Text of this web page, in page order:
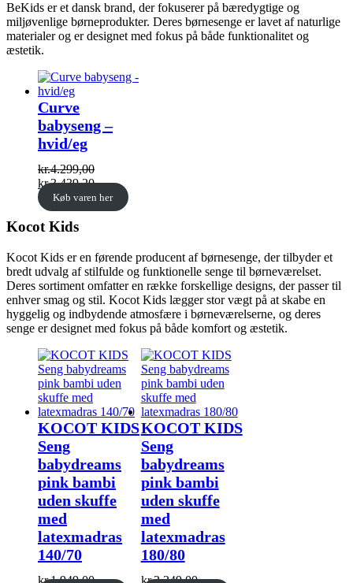
BeKids er et dansk brand, der fokuserer på bæredygtige og
miljøvenlige børneprodukter. Deres børnesenge er lavet af naturlige
materialer og er designet med fokus på både funktionalitet og
æstetik.
Curve
babyseng –
hvid/eg
kr.4.299,00
Original
price
was:
kr.4.299,00.
kr.3.439,20Current
price
is:
Køb varen her
Kocot Kids
Kocot Kids er en førende producent af børnesenge, der tilbyder et
bredt udvalg af stilfulde og funktionelle senge til børneværelset.
Deres sortiment omfatter en række forskellige designs, der passer til
enhver smag og stil. Kocot Kids lægger stor vægt på at skabe en
hyggelig og indbydende atmosfære i børneværelserne, og deres
senge er designet med fokus på både komfort og æstetik.
KOCOT KIDS
Seng
babydreams
pink bambi
uden skuffe
med
latexmadras
140/70
kr.1.949,00
KOCOT KIDS
Seng
babydreams
pink bambi
uden skuffe
med
latexmadras
180/80
kr.2.349,00